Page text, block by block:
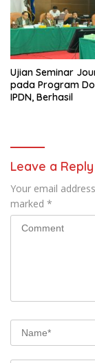
Ujian Seminar
pada Program
IPDN, Berhasil
Leave a Reply
Your email
marked *